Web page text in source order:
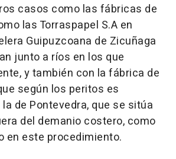
casos como las fábricas de
las Torraspapel S.A en
Guipuzcoana de Zicuñaga
junto a ríos en los que
y también con la fábrica de
según los peritos es
de Pontevedra, que se sitúa
del demanio costero, como
en este procedimiento.